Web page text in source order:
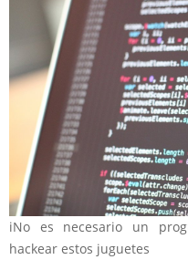
iNo es necesario un
hackear estos juguetes